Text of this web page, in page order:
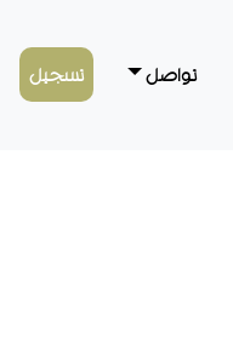
تواصل تسجيل